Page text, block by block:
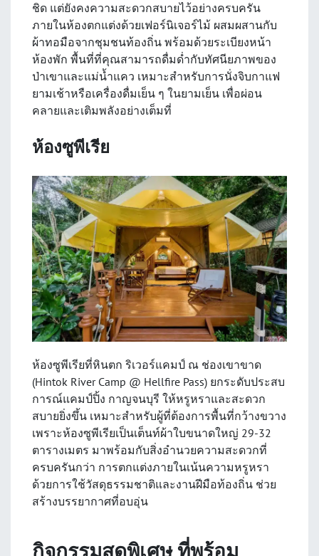
ชิด แต่ยังคงความสะดวกสบายไว้อย่างครบครัน
ภายในห้องตกแต่งด้วยเฟอร์นิเจอร์ไม้ ผสมผสานกับ
ผ้าทอมือจากชุมชนท้องถิ่น พร้อมด้วยระเบียงหน้า
ห้องพัก พื้นที่ที่คุณสามารถดื่มด่ำกับทัศนียภาพของ
ป่าเขาและแม่น้ำแคว เหมาะสำหรับการนั่งจิบกาแฟ
ยามเช้าหรือเครื่องดื่มเย็น ๆ ในยามเย็น เพื่อผ่อน
คลายและเติมพลังอย่างเต็มที่
ห้องซูพีเรีย
ห้องซูพีเรียที่หินตก ริเวอร์แคมป์ ณ ช่องเขาขาด
(Hintok River Camp @ Hellfire Pass) ยกระดับประสบ
การณ์แคมป์ปิ้ง กาญจนบุรี ให้หรูหราและสะดวก
สบายยิ่งขึ้น เหมาะสำหรับผู้ที่ต้องการพื้นที่กว้างขวาง
เพราะห้องซูพีเรียเป็นเต็นท์ผ้าใบขนาดใหญ่ 29-32
ตารางเมตร มาพร้อมกับสิ่งอำนวยความสะดวกที่
ครบครันกว่า การตกแต่งภายในเน้นความหรูหรา
ด้วยการใช้วัสดุธรรมชาติและงานฝีมือท้องถิ่น ช่วย
สร้างบรรยากาศที่อบอุ่น
กิจกรรมสุดพิเศษ ที่พร้อม